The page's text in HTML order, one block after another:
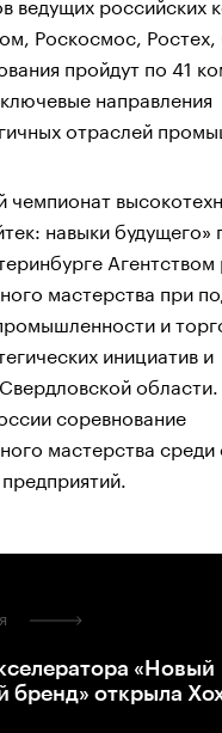
Роскосмос,
пройдут по 41
направления
отраслей
навыки будущего»
Агентством
мастерства при
и
инициатив и
соревнование
мастерства среди
«Новый
бренд» открыла